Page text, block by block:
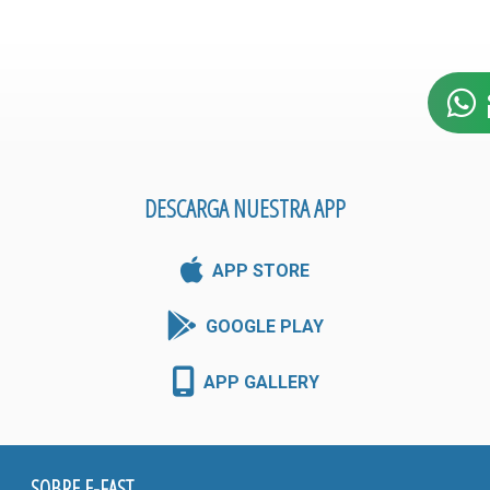
DESCARGA NUESTRA APP
APP STORE
GOOGLE PLAY
APP GALLERY